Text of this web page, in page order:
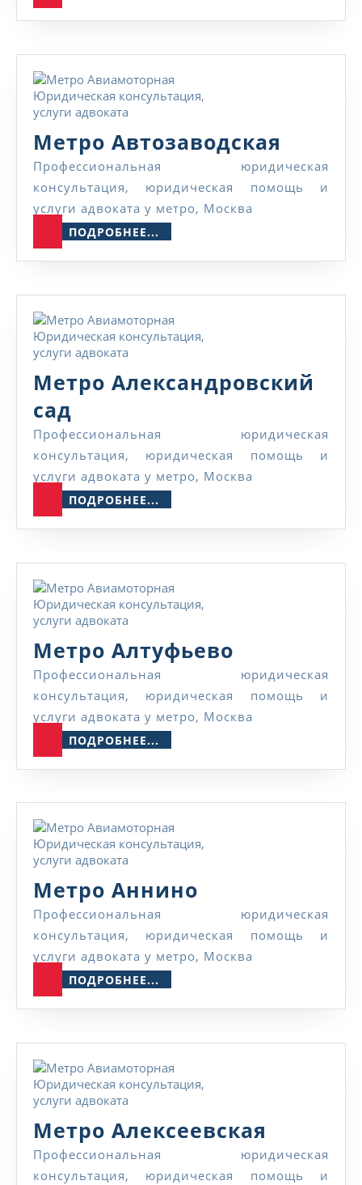
Метро Автозаводская
Профессиональная юридическая
консультация, юридическая помощь и
услуги адвоката у метро, Москва
ПОДРОБНЕЕ...
Метро Александровский
сад
Александровский
сад
Профессиональная юридическая
консультация, юридическая помощь и
услуги адвоката у метро, Москва
ПОДРОБНЕЕ...
Метро Алтуфьево
Алтуфьево
Профессиональная юридическая
консультация, юридическая помощь и
услуги адвоката у метро, Москва
ПОДРОБНЕЕ...
Метро Аннино
Аннино
Профессиональная юридическая
консультация, юридическая помощь и
услуги адвоката у метро, Москва
ПОДРОБНЕЕ...
Метро Алексеевская
Профессиональная юридическая
консультация, юридическая помощь и